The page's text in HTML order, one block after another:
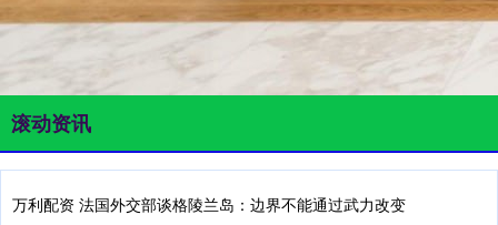
滚动资讯
万利配资 法国外交部谈格陵兰岛：边界不能通过武力改变